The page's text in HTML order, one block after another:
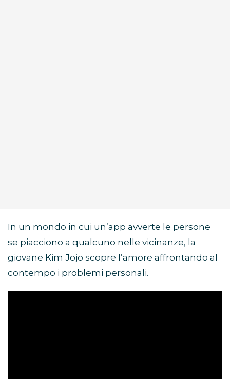
In un mondo in cui un’app avverte le persone
se piacciono a qualcuno nelle vicinanze, la
giovane Kim Jojo scopre l’amore affrontando al
contempo i problemi personali.